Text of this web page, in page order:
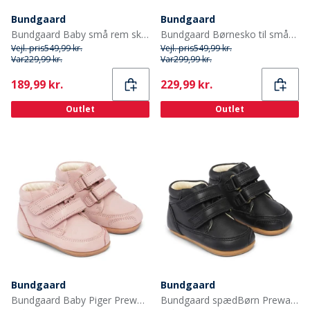
Bundgaard
Bundgaard Baby små rem sko Cognac Ws
Vejl. pris549,99 kr.
Var229,99 kr.
Current
189,99 kr.
Outlet
Bundgaard
Bundgaard Børnesko til småBørn Strawberries
Vejl. pris549,99 kr.
Var299,99 kr.
Current
229,99 kr.
Outlet
Bundgaard
Bundgaard Baby Piger Prewalker II rem sko Old Rose Ws
Bundgaard
Bundgaard spædBørn Prewalker II Strop Sko Sort